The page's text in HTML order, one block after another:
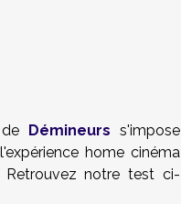
Démineurs s'impose
home cinéma
notre test ci-